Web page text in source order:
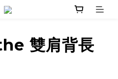
雙肩背長